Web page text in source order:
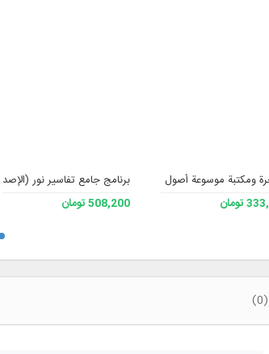
ومكتبة موسوعة أصول الفقه، الإصدار 3
تومان
برنامج جامع تفاسير نور (الإصدار 4)
508,200 تومان